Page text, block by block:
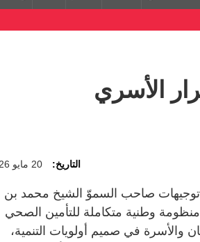
الأسري
التاريخ: 20 مايو 2026
صاحب السموّ الشيخ محمد بن
منظومة وطنية متكاملة للتأمين الصحي
والأسرة في صميم أولويات التنمية،